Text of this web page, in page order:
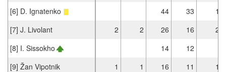
[6] D. Ignatenko 44 33
1
[7] J. Livolant
2 2 26 16
2
[8] I. Sissokho
14
12
[9] Žan Vipotnik
1 1 16 11
1